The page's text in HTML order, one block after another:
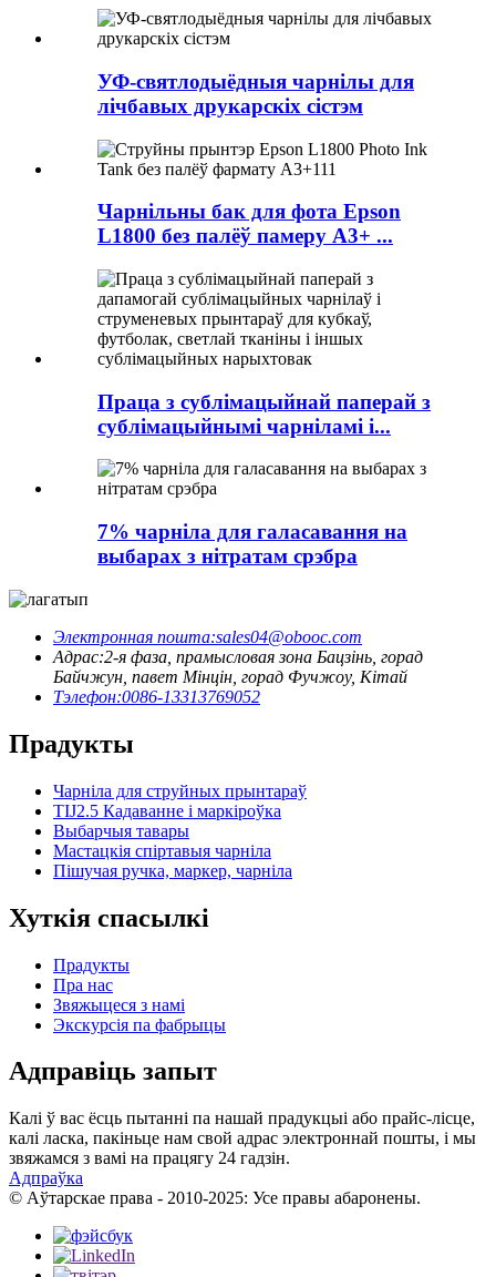
УФ-святлодыёдныя чарнілы для
лічбавых друкарскіх сістэм
Чарнільны бак для фота Epson
L1800 без палёў памеру A3+ ...
Праца з сублімацыйнай паперай з
сублімацыйнымі чарніламі і...
7% чарніла для галасавання на
выбарах з нітратам срэбра
Электронная пошта:sales04@obooc.com
Адрас:2-я фаза, прамысловая зона Бацзінь, горад
Байчжун, павет Мінцін, горад Фучжоу, Кітай
Тэлефон:0086-13313769052
Прадукты
Чарніла для струйных прынтараў
TIJ2.5 Кадаванне і маркіроўка
Выбарчыя тавары
Мастацкія спіртавыя чарніла
Пішучая ручка, маркер, чарніла
Хуткія спасылкі
Прадукты
Пра нас
Звяжыцеся з намі
Экскурсія па фабрыцы
Адправіць запыт
Калі ў вас ёсць пытанні па нашай прадукцыі або прайс-лісце,
калі ласка, пакіньце нам свой адрас электроннай пошты, і мы
звяжамся з вамі на працягу 24 гадзін.
Адпраўка
© Аўтарскае права - 2010-2025: Усе правы абаронены.